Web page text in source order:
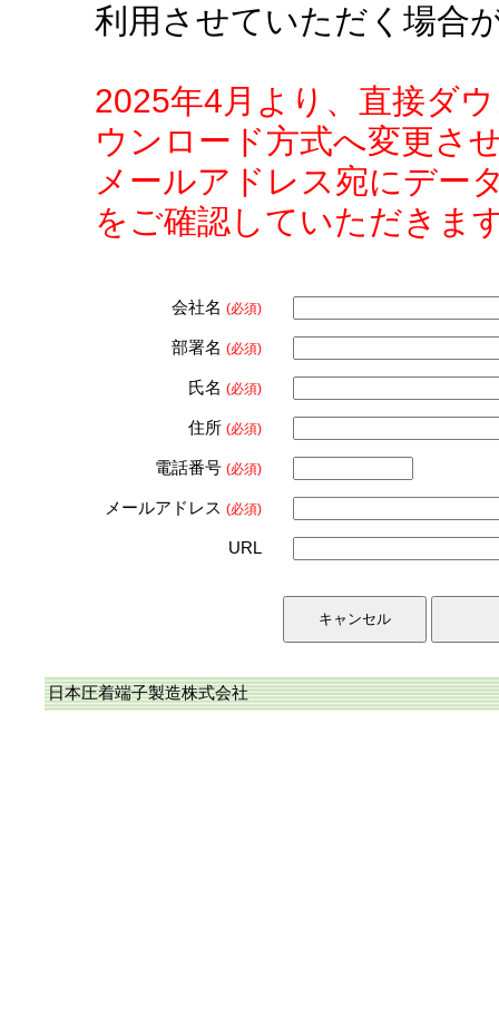
利用させていただく場合
2025年4月より、直接ダ
ウンロード方式へ変更さ
メールアドレス宛にデー
をご確認していただきま
会社名 (必須)
部署名 (必須)
氏名 (必須)
住所 (必須)
電話番号 (必須)
メールアドレス (必須)
URL
日本圧着端子製造株式会社